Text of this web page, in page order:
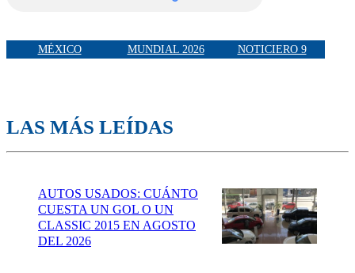
MÉXICO MUNDIAL 2026 NOTICIERO 9
LAS MÁS LEÍDAS
AUTOS USADOS: CUÁNTO
CUESTA UN GOL O UN
CLASSIC 2015 EN AGOSTO
DEL 2026